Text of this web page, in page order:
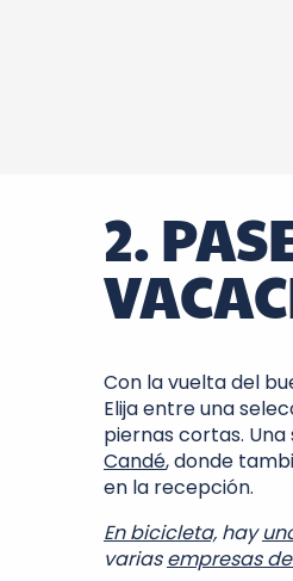
2.
Con la vuelta del
Elija entre una
piernas cortas.
Candé, donde
en la recepción.
En bicicleta, hay
variasempresas